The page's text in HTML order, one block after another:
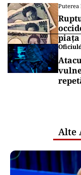
Puterea
piața
Alte